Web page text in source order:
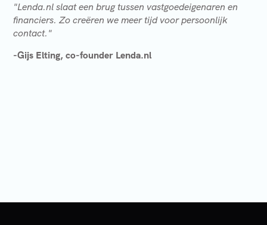
"Lenda.nl slaat een brug tussen vastgoedeigenaren en
financiers. Zo creëren we meer tijd voor persoonlijk
contact."
-Gijs Elting, co-founder Lenda.nl